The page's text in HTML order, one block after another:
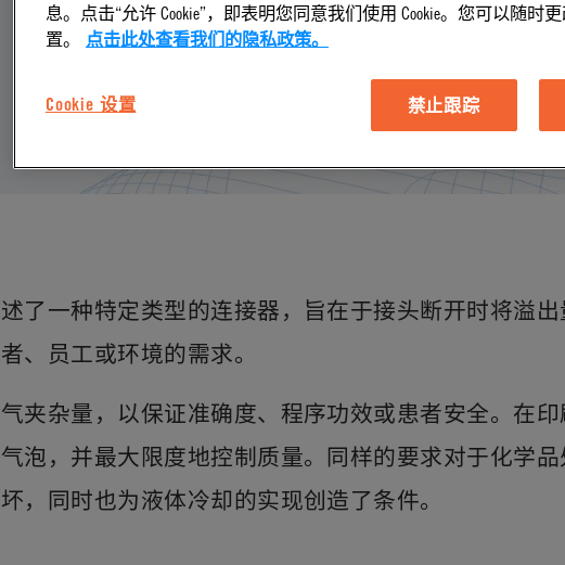
了一种特定类型的连接器，旨在于接头断开时将溢
、员工或环境的需求。
夹杂量，以保证准确度、程序功效或患者安全。在
泡，并最大限度地控制质量。同样的要求对于化学
，同时也为液体冷却的实现创造了条件。
息。点击“允许 Cookie”，即表明您同意我们使用 Cookie。您可以随时更
置。
点击此处查看我们的隐私政策。
Cookie 设置 禁止跟踪